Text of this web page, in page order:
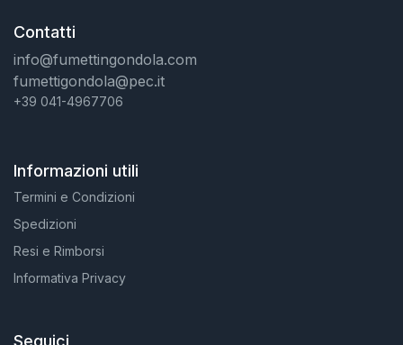
Contatti
info@fumettingondola.com
fumettigondola@pec.it
+39 041-4967706
Informazioni utili
Termini e Condizioni
Spedizioni
Resi e Rimborsi
Informativa Privacy
Seguici